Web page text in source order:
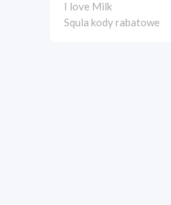
I love Milk
Squla kody rabatowe